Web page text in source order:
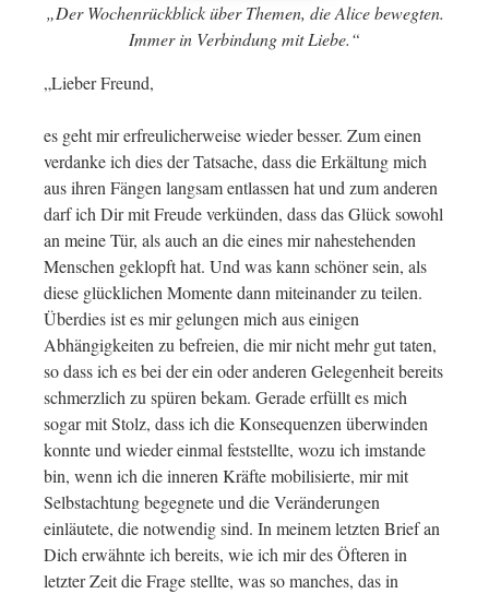
„Der Wochenrückblick über Themen, die Alice bewegten.
Immer in Verbindung mit Liebe.“
„Lieber Freund,
es geht mir erfreulicherweise wieder besser. Zum einen
verdanke ich dies der Tatsache, dass die Erkältung mich
aus ihren Fängen langsam entlassen hat und zum anderen
darf ich Dir mit Freude verkünden, dass das Glück sowohl
an meine Tür, als auch an die eines mir nahestehenden
Menschen geklopft hat. Und was kann schöner sein, als
diese glücklichen Momente dann miteinander zu teilen.
Überdies ist es mir gelungen mich aus einigen
Abhängigkeiten zu befreien, die mir nicht mehr gut taten,
so dass ich es bei der ein oder anderen Gelegenheit bereits
schmerzlich zu spüren bekam. Gerade erfüllt es mich
sogar mit Stolz, dass ich die Konsequenzen überwinden
konnte und wieder einmal feststellte, wozu ich imstande
bin, wenn ich die inneren Kräfte mobilisierte, mir mit
Selbstachtung begegnete und die Veränderungen
einläutete, die notwendig sind. In meinem letzten Brief an
Dich erwähnte ich bereits, wie ich mir des Öfteren in
letzter Zeit die Frage stellte, was so manches, das in